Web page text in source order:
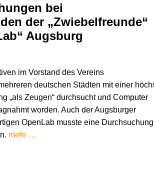
bei
der „Zwiebelfreunde“
Augsburg
im Vorstand des Vereins
deutschen Städten mit einer
„als Zeugen“ durchsucht und Computer
worden. Auch der Augsburger
OpenLab musste eine Durchsuchung
mehr …